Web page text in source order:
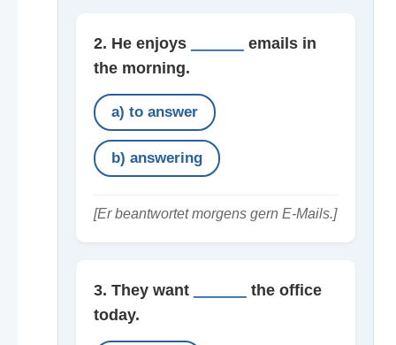
2. He enjoys
emails in
the morning.
a) to answer
b) answering
[Er beantwortet morgens gern E-Mails.]
3. They want
the office
today.